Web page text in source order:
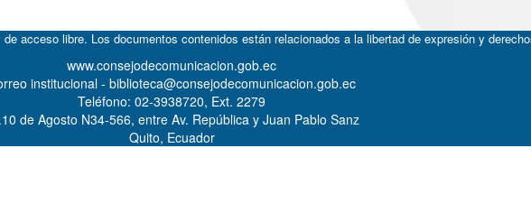
acceso libre. Los documentos contenidos están relacionados a la libertad de expresión y
www.consejodecomunicacion.gob.ec
institucional - biblioteca@consejodecomunicacion.gob.ec
Teléfono: 02-3938720, Ext. 2279
de Agosto N34-566, entre Av. República y Juan Pablo Sanz
Quito, Ecuador